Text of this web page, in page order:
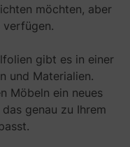
möchten, aber
verfügen.
gibt es in einer
und Materialien.
Möbeln ein neues
genau zu Ihrem